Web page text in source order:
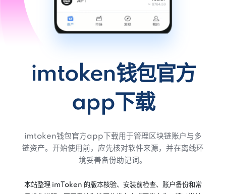
imtoken钱包官方
app下载
imtoken钱包官方app下载用于管理区块链账户与多
链资产。开始使用前，应先核对软件来源，并在离线环
境妥善备份助记词。
本站整理 imToken 的版本核验、安装前检查、账户备份和常